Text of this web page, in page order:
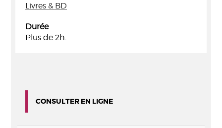
Livres & BD
Durée
Plus de 2h.
CONSULTER EN LIGNE